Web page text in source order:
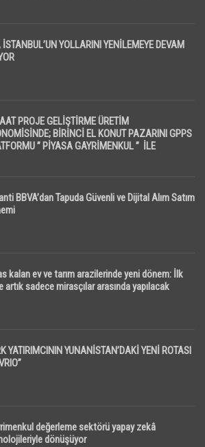
İSTANBUL’UN YOLLARINI YENİLEMEYE DEVAM
PROJE GELİŞTİRME ÜRETİM
BİRİNCİ EL KONUT PAZARINI GPPS
” PİYASA GAYRİMENKUL ” İLE
BBVA’dan Tapuda Güvenli ve Dijital Alım Satım
kalan ev ve tarım arazilerinde yeni dönem: İlk
artık sadece mirasçılar arasında yapılacak
YATIRIMCININ YUNANİSTAN’DAKİ YENİ ROTASI
değerleme sektörü yapay zekâ
dönüşüyor